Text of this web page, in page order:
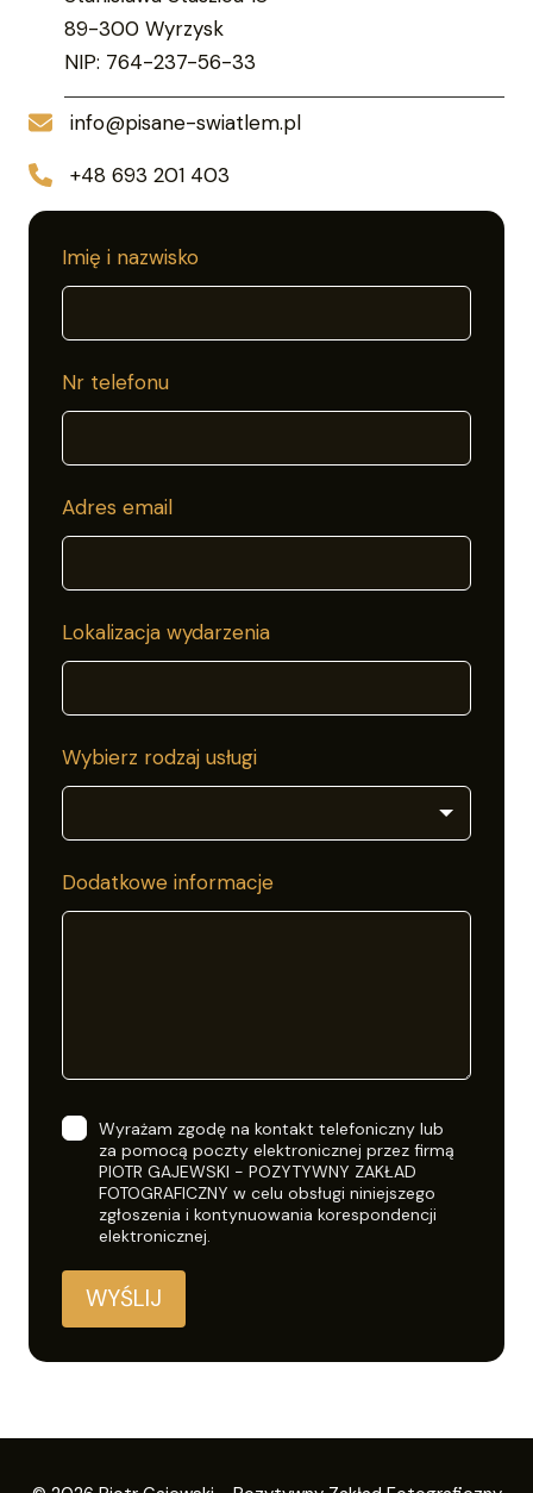
89-300 Wyrzysk
NIP: 764-237-56-33
info@pisane-swiatlem.pl
+48 693 201 403
Leave
field
Imię i nazwisko
Nr telefonu
Adres email
Lokalizacja wydarzenia
Wybierz rodzaj usługi
Dodatkowe informacje
Wyrażam zgodę na kontakt telefoniczny lub
za pomocą poczty elektronicznej przez firmą
PIOTR GAJEWSKI - POZYTYWNY ZAKŁAD
FOTOGRAFICZNY w celu obsługi niniejszego
zgłoszenia i kontynuowania korespondencji
elektronicznej.
WYŚLIJ